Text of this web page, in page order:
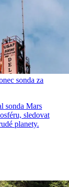
sonda za
sonda Mars
sledovat
planety.